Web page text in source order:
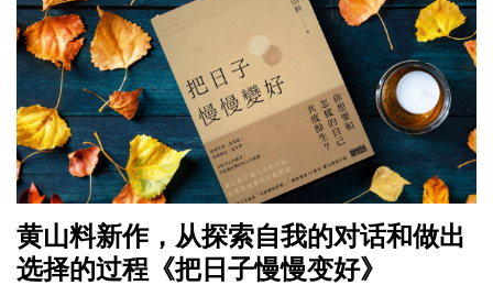
黄山料新作，从探索自我的对话和做出
选择的过程《把日子慢慢变好》